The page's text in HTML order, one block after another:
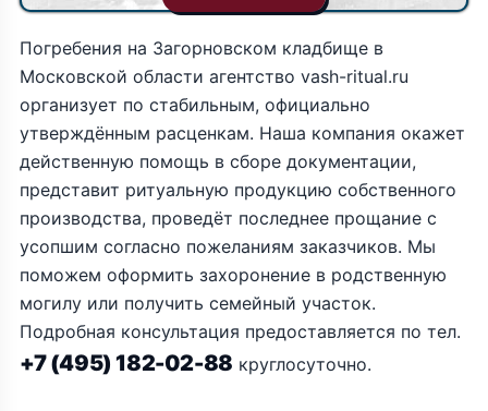
Погребения на Загорновском кладбище в
Московской области агентство vash-ritual.ru
организует по стабильным, официально
утверждённым расценкам. Наша компания окажет
действенную помощь в сборе документации,
представит ритуальную продукцию собственного
производства, проведёт последнее прощание с
усопшим согласно пожеланиям заказчиков. Мы
поможем оформить захоронение в родственную
могилу или получить семейный участок.
Подробная консультация предоставляется по тел.
+7 (495) 182-02-88 круглосуточно.